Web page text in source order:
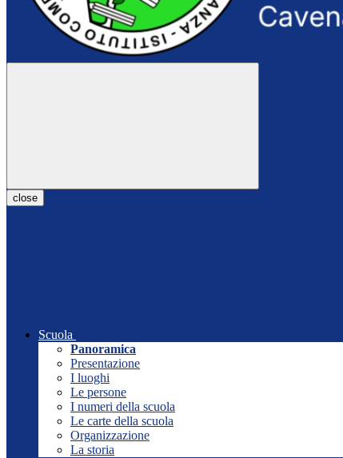
close
Scuola
Panoramica
Presentazione
I luoghi
Le persone
I numeri della scuola
Le carte della scuola
Organizzazione
La storia